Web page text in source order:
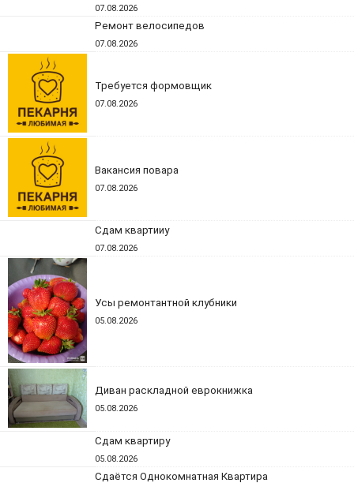
07.08.2026
Ремонт велосипедов
07.08.2026
Требуется формовщик
07.08.2026
Вакансия повара
07.08.2026
Сдам квартииу
07.08.2026
Усы ремонтантной клубники
05.08.2026
Диван раскладной еврокнижка
05.08.2026
Сдам квартиру
05.08.2026
Сдаётся Однокомнатная Квартира